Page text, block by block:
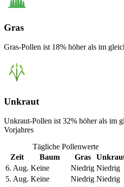
Gras
Gras-Pollen ist 18% höher als im
Unkraut
Unkraut-Pollen ist 32% höher als im
Vorjahres
Tägliche Pollenwerte
Zeit
Baum Gras
6. Aug. Keine Niedrig Niedrig
5. Aug. Keine Niedrig Niedrig